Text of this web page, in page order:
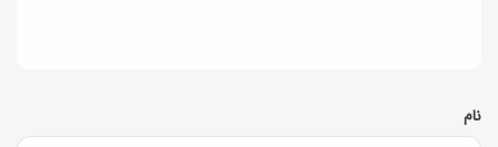
*
نام